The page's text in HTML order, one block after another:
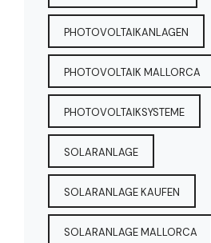
PHOTOVOLTAIKANLAGEN
PHOTOVOLTAIK MALLORCA
PHOTOVOLTAIKSYSTEME
SOLARANLAGE
SOLARANLAGE KAUFEN
SOLARANLAGE MALLORCA